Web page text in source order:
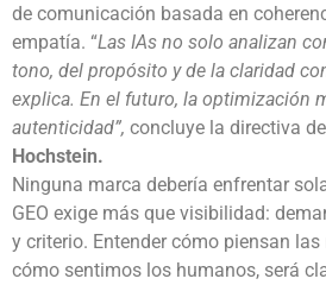
de comunicación basada en
empatía. “Las IAs no solo analizan
tono, del propósito y de la claridad
explica. En el futuro, la optimización
autenticidad”, concluye la directiva de
Hochstein.
Ninguna marca debería enfrentar
GEO exige más que visibilidad:
y criterio. Entender cómo piensan
cómo sentimos los humanos, será